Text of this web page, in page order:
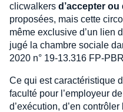
clicwalkers d’accepter ou
proposées, mais cette
même exclusive d’un lien
jugé la chambre sociale
2020 n° 19-13.316 FP-
Ce qui est caractéristique
faculté pour l’employeur
d’exécution, d’en